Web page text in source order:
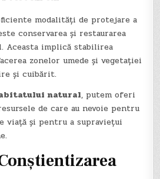
modalități de protejare a
conservarea și restaurarea
Aceasta implică stabilirea
zonelor umede și vegetației
și cuibărit.
natural, putem oferi
de care au nevoie pentru
viață și pentru a supraviețui